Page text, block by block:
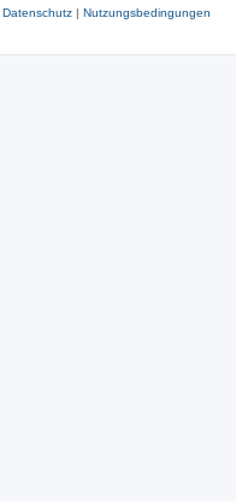
Datenschutz
Nutzungsbedingungen